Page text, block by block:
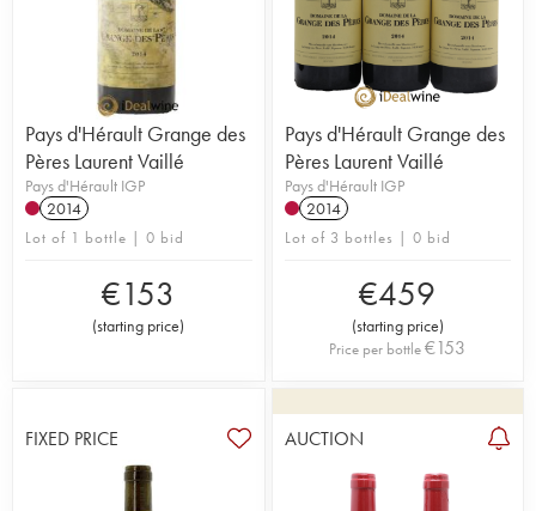
Pays d'Hérault Grange des
Pères Laurent Vaillé
Pays d'Hérault IGP
2014
Lot of 1 bottle | 0 bid
€153
(starting price)
Pays d'Hérault Grange des
Pères Laurent Vaillé
Pays d'Hérault IGP
2014
Lot of 3 bottles | 0 bid
€459
(starting price)
Price per bottle€153
FIXED PRICE AUCTION